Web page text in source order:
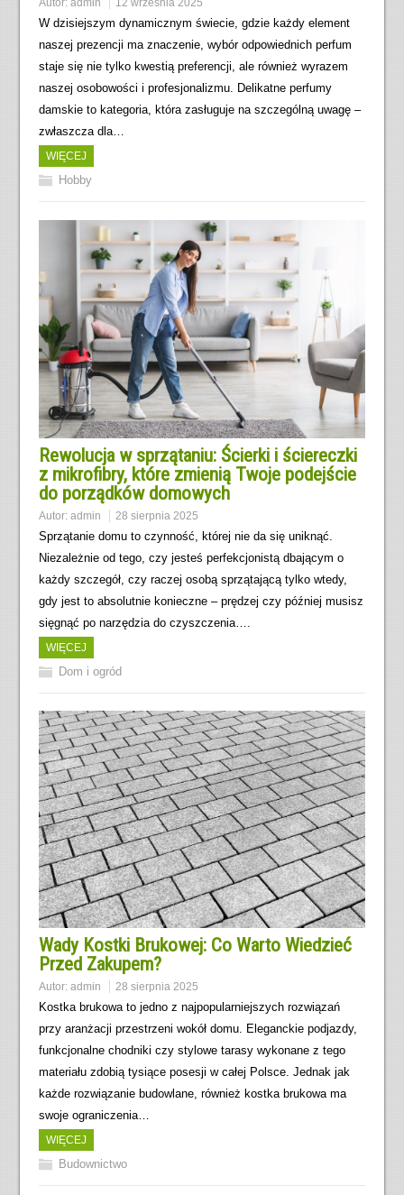
W dzisiejszym dynamicznym świecie, gdzie każdy element
naszej prezencji ma znaczenie, wybór odpowiednich perfum
staje się nie tylko kwestią preferencji, ale również wyrazem
naszej osobowości i profesjonalizmu. Delikatne perfumy
damskie to kategoria, która zasługuje na szczególną uwagę –
zwłaszcza dla…
WIĘCEJ
Hobby
Rewolucja w sprzątaniu: Ścierki i ściereczki
z mikrofibry, które zmienią Twoje podejście
do porządków domowych
Autor: admin 28 sierpnia 2025
Sprzątanie domu to czynność, której nie da się uniknąć.
Niezależnie od tego, czy jesteś perfekcjonistą dbającym o
każdy szczegół, czy raczej osobą sprzątającą tylko wtedy,
gdy jest to absolutnie konieczne – prędzej czy później musisz
sięgnąć po narzędzia do czyszczenia….
WIĘCEJ
Dom i ogród
Wady Kostki Brukowej: Co Warto Wiedzieć
Przed Zakupem?
Autor: admin 28 sierpnia 2025
Kostka brukowa to jedno z najpopularniejszych rozwiązań
przy aranżacji przestrzeni wokół domu. Eleganckie podjazdy,
funkcjonalne chodniki czy stylowe tarasy wykonane z tego
materiału zdobią tysiące posesji w całej Polsce. Jednak jak
każde rozwiązanie budowlane, również kostka brukowa ma
swoje ograniczenia…
WIĘCEJ
Budownictwo